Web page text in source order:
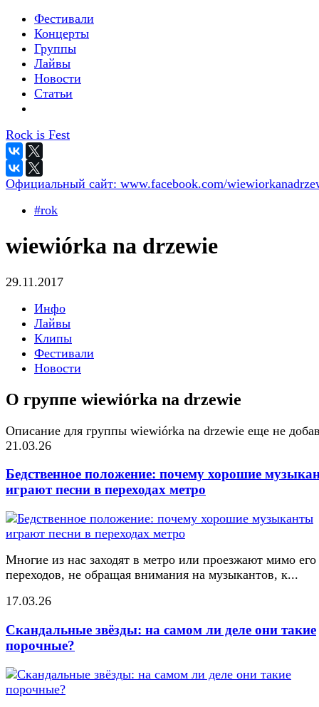
Фестивали
Концерты
Группы
Лайвы
Новости
Статьи
Rock is Fest
Официальный сайт: www.facebook.com/
#rok
wiewiórka na drzewie
29.11.2017
Инфо
Лайвы
Клипы
Фестивали
Новости
О группе wiewiórka na drzewie
Описание для группы wiewiórka na drzewie еще не
21.03.26
Бедственное положение: почему хорошие
играют песни в переходах метро
Многие из нас заходят в метро или проезжают мимо его
переходов, не обращая внимания на музыкантов, к...
17.03.26
Скандальные звёзды: на самом ли деле они такие
порочные?